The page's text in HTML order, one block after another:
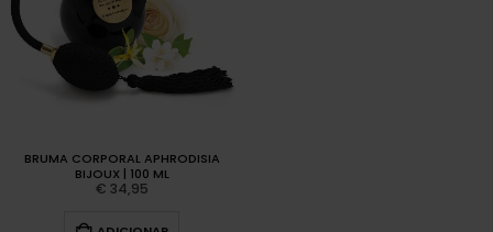
BRUMA CORPORAL APHRODISIA
BIJOUX | 100 ML
€ 34,95